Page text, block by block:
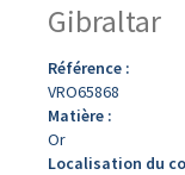
Gibraltar
Référence :
VRO65868
Matière :
Or
Localisation du